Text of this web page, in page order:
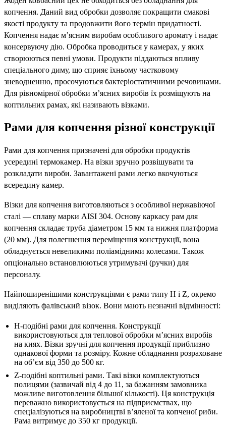
копчення. Даний вид обробки дозволяє покращити смакові
якості продукту та продовжити його термін придатності.
Копчення надає м’ясним виробам особливого аромату і надає
консервуючу дію. Обробка проводиться у камерах, у яких
створюються певні умови. Продукти піддаються впливу
спеціального диму, що сприяє їхньому частковому
зневодненню, просочуються бактеріостатичними речовинами.
Для рівномірної обробки м’ясних виробів їх розміщують на
коптильних рамах, які називають візками.
Рами для копчення різної конструкції
Рами для копчення призначені для обробки продуктів
усередині термокамер. На візки зручно розвішувати та
розкладати вироби. Завантажені рами легко вкочуються
всередину камер.
Візки для копчення виготовляються з особливої ​​нержавіючої
сталі — сплаву марки AISI 304. Основу каркасу рам для
копчення складає труба діаметром 15 мм та нижня платформа
(20 мм). Для полегшення переміщення конструкції, вона
обладнується невеликими поліамідними колесами. Також
опціонально встановлюються утримувачі (ручки) для
персоналу.
Найпоширенішими конструкціями є рами типу H і Z, окремо
виділяють фалівський візок. Вони мають незначні відмінності:
H-подібні рами для копчення. Конструкції
використовуються для теплової обробки м’ясних виробів
на киях. Візки зручні для копчення продукції приблизно
однакової форми та розміру. Кожне обладнання розраховане
на об’єм від 350 до 500 кг.
Z-подібні коптильні рами. Такі візки комплектуються
полицями (зазвичай від 4 до 11, за бажанням замовника
можливе виготовлення більшої кількості). Ця конструкція
переважно використовується на підприємствах, що
спеціалізуються на виробництві в’яленої та копченої риби.
Рама витримує до 350 кг продукції.